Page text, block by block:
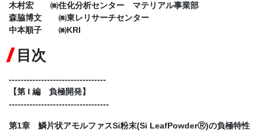
木村宏 ㈱住化分析センター マテリアル事業部
森脇博文 ㈱東レリサーチセンター
中本順子 ㈱KRI
目次
---------------------------------
【第 I 編 負極開発】
----------------------------------
第1章 鱗片状アモルファスSi粉末(Si LeafPowderⓇ)の負極特性